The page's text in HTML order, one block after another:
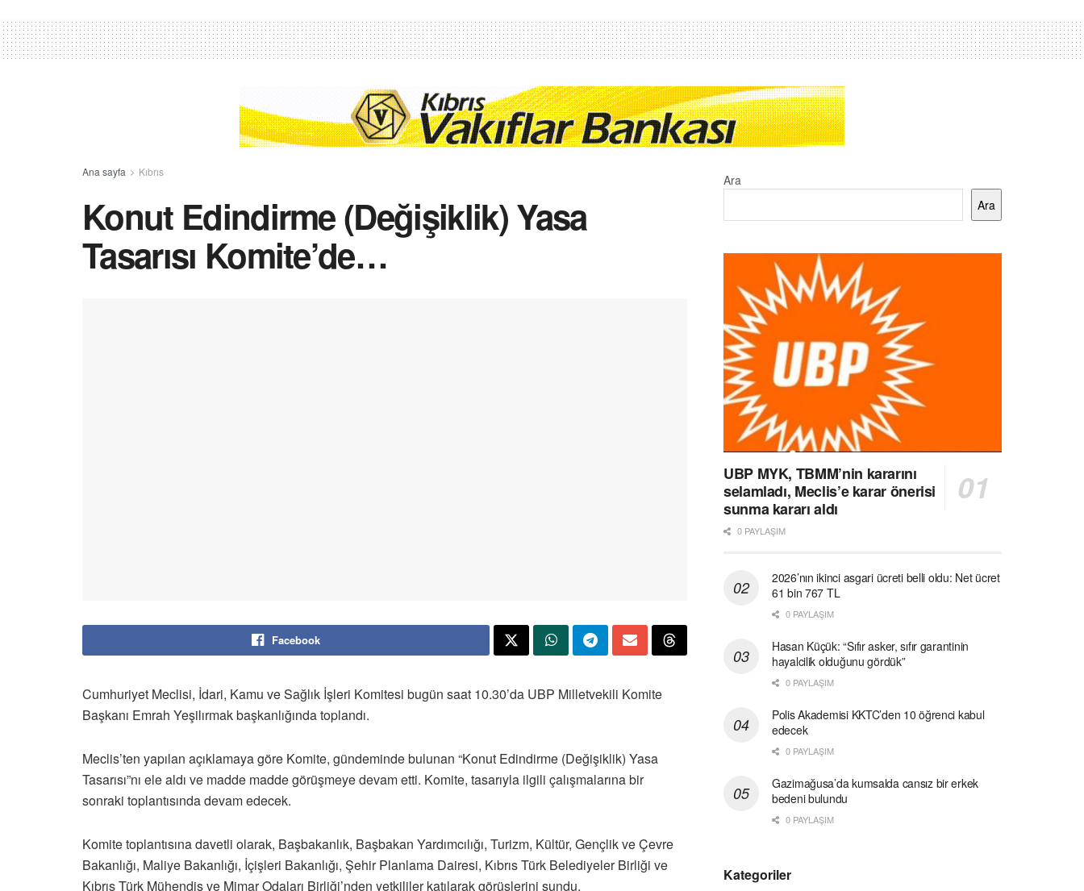
Ana sayfa Kıbrıs
Konut Edindirme (Değişiklik) Yasa
Tasarısı Komite’de…
Facebook
Cumhuriyet Meclisi, İdari, Kamu ve Sağlık İşleri Komitesi bugün saat 10.30’da UBP Milletvekili Komite
Başkanı Emrah Yeşilırmak başkanlığında toplandı.
Meclis’ten yapılan açıklamaya göre Komite, gündeminde bulunan “Konut Edindirme (Değişiklik) Yasa
Tasarısı”nı ele aldı ve madde madde görüşmeye devam etti. Komite, tasarıyla ilgili çalışmalarına bir
sonraki toplantısında devam edecek.
Komite toplantısına davetli olarak, Başbakanlık, Başbakan Yardımcılığı, Turizm, Kültür, Gençlik ve Çevre
Bakanlığı, Maliye Bakanlığı, İçişleri Bakanlığı, Şehir Planlama Dairesi, Kıbrıs Türk Belediyeler Birliği ve
Kıbrıs Türk Mühendis ve Mimar Odaları Birliği’nden yetkililer katılarak görüşlerini sundu.
Ara
Ara
UBP MYK, TBMM’nin kararını
selamladı, Meclis’e karar önerisi
sunma kararı aldı
0 PAYLAŞIM
2026’nın ikinci asgari ücreti belli oldu: Net ücret
61 bin 767 TL
0 PAYLAŞIM
Hasan Küçük: “Sıfır asker, sıfır garantinin
hayalcilik olduğunu gördük”
0 PAYLAŞIM
Polis Akademisi KKTC’den 10 öğrenci kabul
edecek
0 PAYLAŞIM
Gazimağusa’da kumsalda cansız bir erkek
bedeni bulundu
0 PAYLAŞIM
Kategoriler